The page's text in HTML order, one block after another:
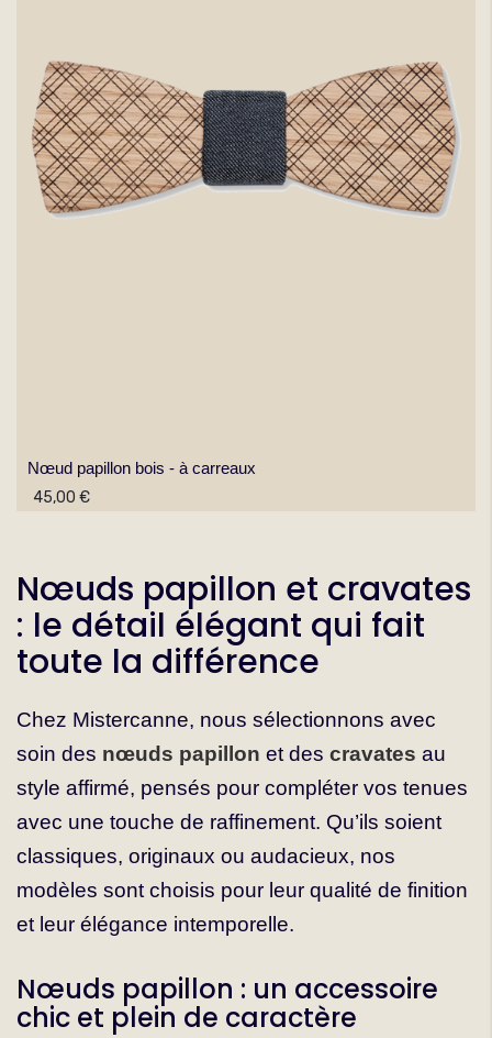
Nœud papillon bois - à carreaux
45,00 €
Nœuds papillon et cravates
: le détail élégant qui fait
toute la différence
Chez Mistercanne, nous sélectionnons avec
soin des nœuds papillon et des cravates au
style affirmé, pensés pour compléter vos tenues
avec une touche de raffinement. Qu’ils soient
classiques, originaux ou audacieux, nos
modèles sont choisis pour leur qualité de finition
et leur élégance intemporelle.
Nœuds papillon : un accessoire
chic et plein de caractère